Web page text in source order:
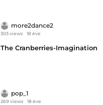
more2dance2
303 views 18 éve
The Cranberries-Imagination
pop_1
269 views 18 éve